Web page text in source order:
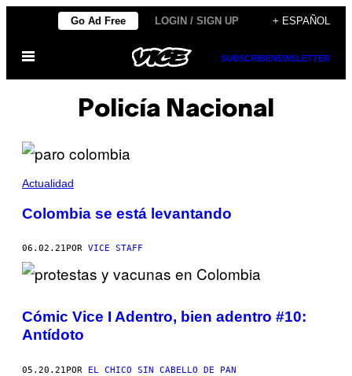
contenido
Go Ad Free LOGIN / SIGN UP + ESPAÑOL
Abrir
SUBSCRIBENEWSLETTER
Policía Nacional
Actualidad
Colombia se está levantando
06.02.21 POR VICE STAFF
Cómic Vice I Adentro, bien adentro #10:
Antídoto
05.20.21POR EL CHICO SIN CABELLO DE PAN